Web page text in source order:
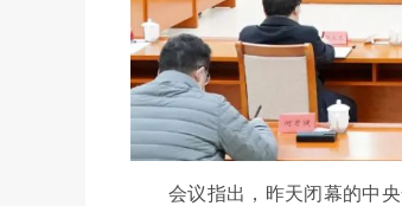
会议指出，昨天闭幕的中